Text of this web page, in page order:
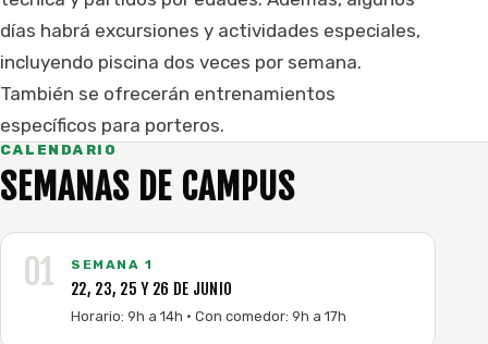
días habrá excursiones y actividades especiales,
incluyendo piscina dos veces por semana.
También se ofrecerán entrenamientos
específicos para porteros.
CALENDARIO
SEMANAS DE CAMPUS
01
SEMANA 1
22, 23, 25 Y 26 DE JUNIO
Horario: 9h a 14h · Con comedor: 9h a 17h